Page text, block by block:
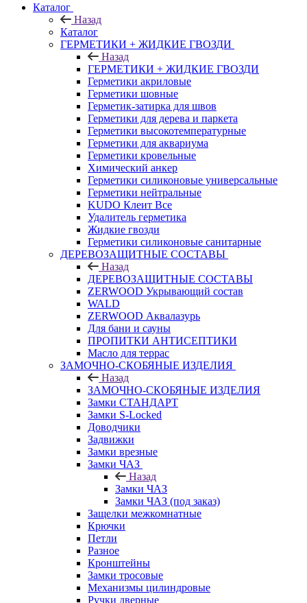
Каталог
Назад
Каталог
ГЕРМЕТИКИ + ЖИДКИЕ ГВОЗДИ
Назад
ГЕРМЕТИКИ + ЖИДКИЕ ГВОЗДИ
Герметики акриловые
Герметики шовные
Герметик-затирка для швов
Герметики для дерева и паркета
Герметики высокотемпературные
Герметики для аквариума
Герметики кровельные
Химический анкер
Герметики силиконовые универсальные
Герметики нейтральные
KUDO Клеит Все
Удалитель герметика
Жидкие гвозди
Герметики силиконовые санитарные
ДЕРЕВОЗАЩИТНЫЕ СОСТАВЫ
Назад
ДЕРЕВОЗАЩИТНЫЕ СОСТАВЫ
ZERWOOD Укрывающий состав
WALD
ZERWOOD Аквалазурь
Для бани и сауны
ПРОПИТКИ АНТИСЕПТИКИ
Масло для террас
ЗАМОЧНО-СКОБЯНЫЕ ИЗДЕЛИЯ
Назад
ЗАМОЧНО-СКОБЯНЫЕ ИЗДЕЛИЯ
Замки СТАНДАРТ
Замки S-Locked
Доводчики
Задвижки
Замки врезные
Замки ЧАЗ
Назад
Замки ЧАЗ
Замки ЧАЗ (под заказ)
Защелки межкомнатные
Крючки
Петли
Разное
Кронштейны
Замки тросовые
Механизмы цилиндровые
Ручки дверные